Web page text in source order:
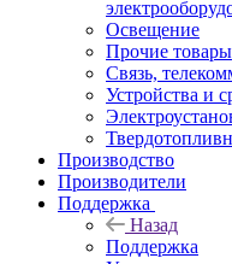
Освещение
Прочие товары
Связь,
Устройства и
Производство
Производители
Поддержка
Назад
Поддержка